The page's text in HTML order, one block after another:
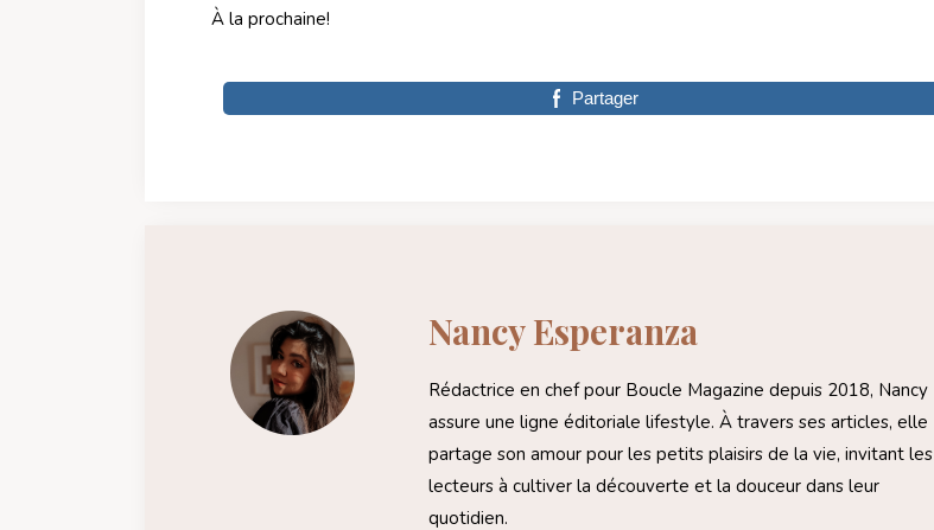
À la prochaine!
Partager
Nancy Esperanza
Rédactrice en chef pour Boucle Magazine depuis 2018, Nancy
assure une ligne éditoriale lifestyle. À travers ses articles, elle
partage son amour pour les petits plaisirs de la vie, invitant les
lecteurs à cultiver la découverte et la douceur dans leur
quotidien.